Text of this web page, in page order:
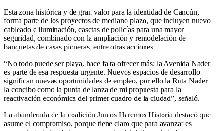
Esta zona histórica y de gran valor para la identidad de Cancún,
forma parte de los proyectos de mediano plazo, que incluyen nuevo
cableado e iluminación, casetas de policías para una mayor
seguridad, combinado con la ampliación y remodelación de
banquetas de casas pioneras, entre otras acciones.
“No todo puede ser playa, hace falta ofrecer más: la Avenida Nader
es parte de esa respuesta urgente. Nuevos espacios de desarrollo
significan nuevas oportunidades de empleo, por ello la Ruta Nader
la concibo como la punta de lanza de mi propuesta para la
reactivación económica del primer cuadro de la ciudad”, señaló.
La abanderada de la coalición Juntos Haremos Historia destacó que
asume el compromiso, porque tiene claro que para avanzar es